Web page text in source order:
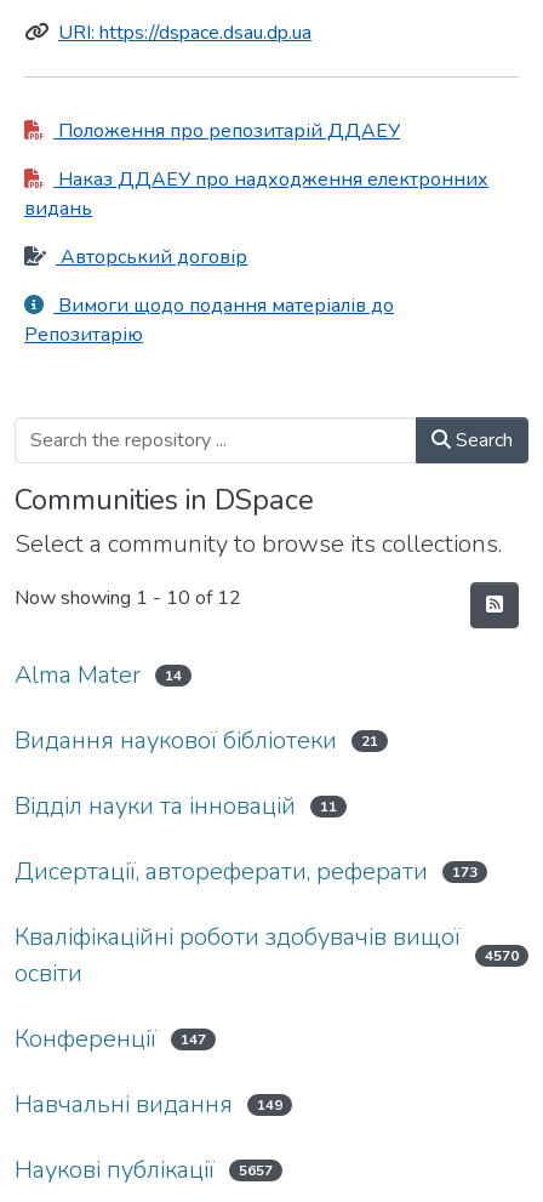
URI: https://dspace.dsau.dp.ua
Положення про репозитарій ДДАЕУ
Наказ ДДАЕУ про надходження електронних
видань
Авторський договір
Вимоги щодо подання матеріалів до
Репозитарію
Search
Communities in DSpace
Select a community to browse its collections.
Now showing 1 - 10 of 12
Alma Mater 14
Видання наукової бібліотеки 21
Відділ науки та інновацій 11
Дисертації, автореферати, реферати 173
Кваліфікаційні роботи здобувачів вищої
освіти
4570
Конференції 147
Навчальні видання 149
Наукові публікації 5657